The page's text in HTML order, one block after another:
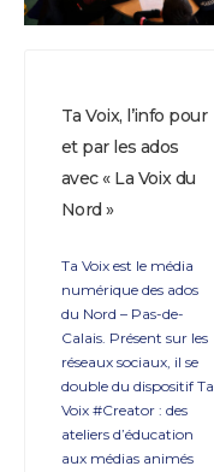
Ta Voix, l’info pour
et par les ados
avec « La Voix du
Nord »
Ta Voix est le média
numérique des ados
du Nord – Pas-de-
Calais. Présent sur les
réseaux sociaux, il se
double du dispositif Ta
Voix #Creator : des
ateliers d’éducation
aux médias animés